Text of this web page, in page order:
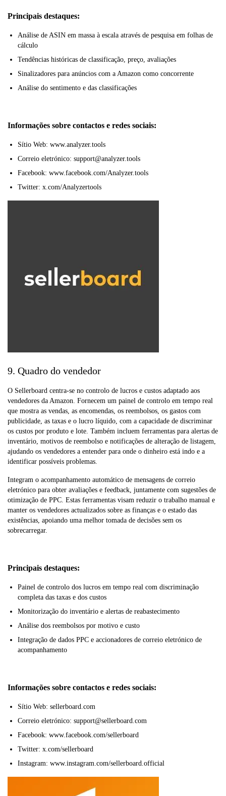
Principais destaques:
Análise de ASIN em massa à escala através de pesquisa em folhas de
cálculo
Tendências históricas de classificação, preço, avaliações
Sinalizadores para anúncios com a Amazon como concorrente
Análise do sentimento e das classificações
Informações sobre contactos e redes sociais:
Sítio Web: www.analyzer.tools
Correio eletrónico: support@analyzer.tools
Facebook: www.facebook.com/Analyzer.tools
Twitter: x.com/Analyzertools
9. Quadro do vendedor
O Sellerboard centra-se no controlo de lucros e custos adaptado aos
vendedores da Amazon. Fornecem um painel de controlo em tempo real
que mostra as vendas, as encomendas, os reembolsos, os gastos com
publicidade, as taxas e o lucro líquido, com a capacidade de discriminar
os custos por produto e lote. Também incluem ferramentas para alertas de
inventário, motivos de reembolso e notificações de alteração de listagem,
ajudando os vendedores a entender para onde o dinheiro está indo e a
identificar possíveis problemas.
Integram o acompanhamento automático de mensagens de correio
eletrónico para obter avaliações e feedback, juntamente com sugestões de
otimização de PPC. Estas ferramentas visam reduzir o trabalho manual e
manter os vendedores actualizados sobre as finanças e o estado das
existências, apoiando uma melhor tomada de decisões sem os
sobrecarregar.
Principais destaques:
Painel de controlo dos lucros em tempo real com discriminação
completa das taxas e dos custos
Monitorização do inventário e alertas de reabastecimento
Análise dos reembolsos por motivo e custo
Integração de dados PPC e accionadores de correio eletrónico de
acompanhamento
Informações sobre contactos e redes sociais:
Sítio Web: sellerboard.com
Correio eletrónico: support@sellerboard.com
Facebook: www.facebook.com/sellerboard
Twitter: x.com/sellerboard
Instagram: www.instagram.com/sellerboard.official